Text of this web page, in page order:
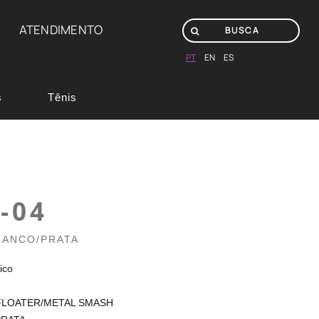
ATENDIMENTO
PT EN ES
Tênis
04
PRATA
METAL SMASH